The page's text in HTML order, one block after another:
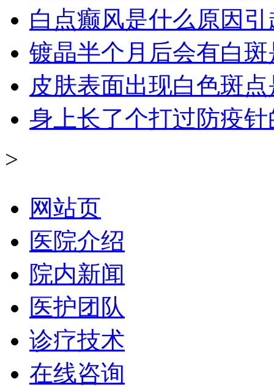
白点癫风是什么原因
镀晶半个月后会有白
皮肤表面出现白色斑
身上长了个打过防疫
>
网站页
医院介绍
院内新闻
医护团队
诊疗技术
在线咨询